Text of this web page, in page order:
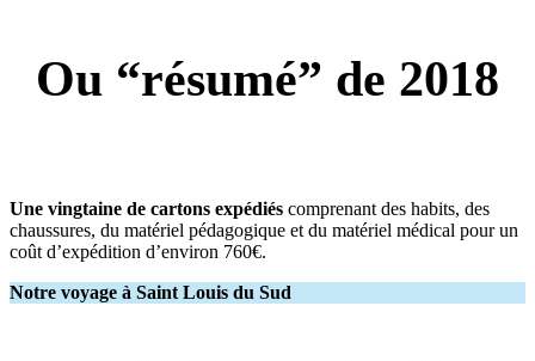
Ou “résumé” de 2018
Une vingtaine de cartons expédiés comprenant des habits, des
chaussures, du matériel pédagogique et du matériel médical pour un
coût d’expédition d’environ 760€.
Notre voyage à Saint Louis du Sud